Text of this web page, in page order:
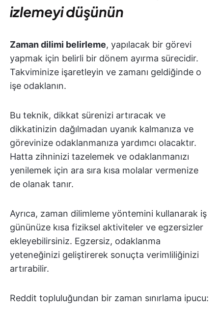
izlemeyi düşünün
Zaman dilimi belirleme, yapılacak bir görevi
yapmak için belirli bir dönem ayırma sürecidir.
Takviminize işaretleyin ve zamanı geldiğinde o
işe odaklanın.
Bu teknik, dikkat sürenizi artıracak ve
dikkatinizin dağılmadan uyanık kalmanıza ve
görevinize odaklanmanıza yardımcı olacaktır.
Hatta zihninizi tazelemek ve odaklanmanızı
yenilemek için ara sıra kısa molalar vermenize
de olanak tanır.
Ayrıca, zaman dilimleme yöntemini kullanarak iş
gününüze kısa fiziksel aktiviteler ve egzersizler
ekleyebilirsiniz. Egzersiz, odaklanma
yeteneğinizi geliştirerek sonuçta verimliliğinizi
artırabilir.
Reddit topluluğundan bir zaman sınırlama ipucu: